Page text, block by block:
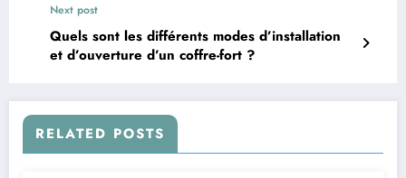
Next post
Quels sont les différents modes d’installation
et d’ouverture d’un coffre-fort ?
RELATED POSTS